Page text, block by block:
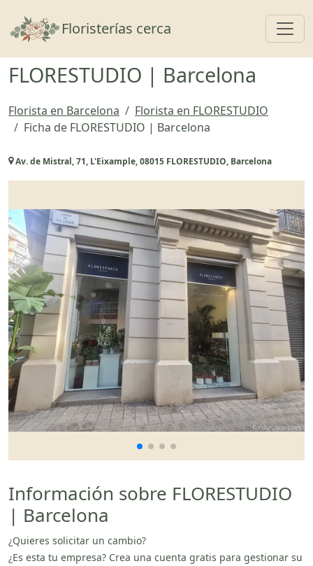
Floristerías cerca
FLORESTUDIO | Barcelona
Florista en Barcelona
Florista en FLORESTUDIO
Ficha de FLORESTUDIO | Barcelona
Av. de Mistral, 71, L'Eixample, 08015 FLORESTUDIO, Barcelona
Información sobre FLORESTUDIO
| Barcelona
¿Quieres solicitar un cambio?
¿Es esta tu empresa? Crea una cuenta gratis para gestionar su